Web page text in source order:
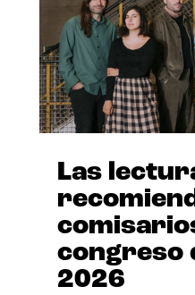
Las
congreso
2026